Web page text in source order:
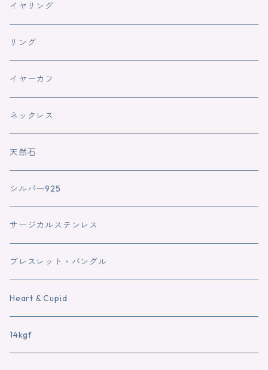
イヤリング
リング
イヤーカフ
ネックレス
天然石
シルバー925
サージカルステンレス
ブレスレット・バングル
Heart & Cupid
14kgf